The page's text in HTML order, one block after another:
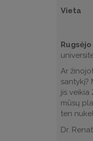
Vieta
Ar
santykį?
jis veikia
mūsų
ten
Dr.